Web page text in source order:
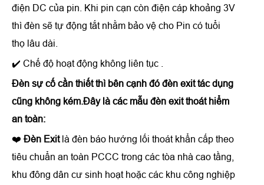
điện DC của pin. Khi pin cạn còn điện cáp khoảng 3V
thì đèn sẽ tự động tắt nhằm bảo vệ cho Pin có tuổi
thọ lâu dài.
✔️ Chế độ hoạt động không liên tục .
Đèn sự cố cần thiết thì bên cạnh đó đèn exit tác dụng
cũng không kém.Đây là các mẫu đèn exit thoát hiểm
an toàn:
❤️ Đèn Exitlà đèn báo hướng lối thoát khẩn cấp theo
tiêu chuẩn an toàn PCCC trong các tòa nhà cao tầng,
khu đông dân cư sinh hoạt hoặc các khu công nghiệp